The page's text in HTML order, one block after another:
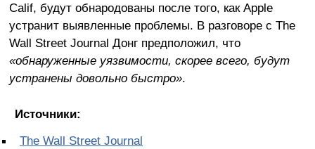
Calif, будут обнародованы после того, как Apple
устранит выявленные проблемы. В разговоре с The
Wall Street Journal Донг предположил, что
«обнаруженные уязвимости, скорее всего, будут
устранены довольно быстро».
Источники:
The Wall Street Journal